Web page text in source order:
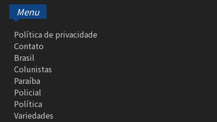
Menu
Política de privacidade
Contato
Brasil
Colunistas
Paraíba
Policial
Política
Variedades